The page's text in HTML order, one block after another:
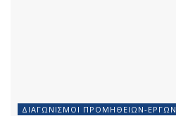
ΔΙΑΓΩΝΙΣΜΟΊ ΠΡΟΜΗΘΕΙΏΝ-ΈΡΓΩΝ